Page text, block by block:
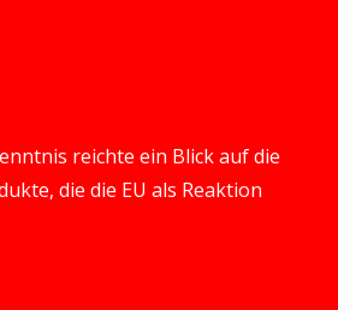
reichte ein Blick auf die
die die EU als Reaktion